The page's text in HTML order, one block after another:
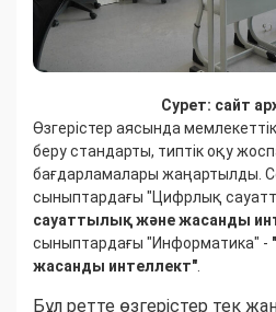
Сурет: сайт
Өзгерістер аясында
беру стандарты, типтік оқу
бағдарламалары жаңартылды.
сыныптардағы "Цифрлық
сауаттылық және жасанды
сыныптардағы "Информатика" -
жасанды интеллект"
Бұл ретте өзгерістер тек